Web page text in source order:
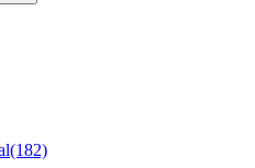
(182)